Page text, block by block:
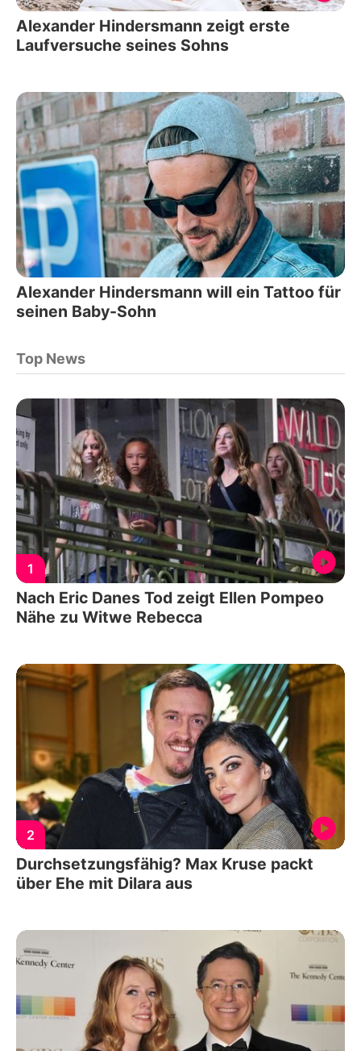
Alexander Hindersmann zeigt erste
Laufversuche seines Sohns
Alexander Hindersmann will ein Tattoo für
seinen Baby-Sohn
Top News
1
Nach Eric Danes Tod zeigt Ellen Pompeo
Nähe zu Witwe Rebecca
2
Durchsetzungsfähig? Max Kruse packt
über Ehe mit Dilara aus